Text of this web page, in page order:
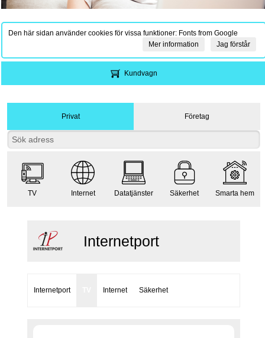
Den här sidan använder cookies för vissa funktioner: Fonts from Google
Jag förstår
Mer information
Kundvagn
Privat Företag
TV Internet Datatjänster Säkerhet Smarta hem
Internetport
Internetport Internet Säkerhet